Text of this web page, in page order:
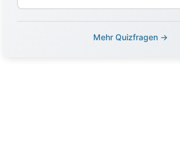
Mehr Quizfragen →